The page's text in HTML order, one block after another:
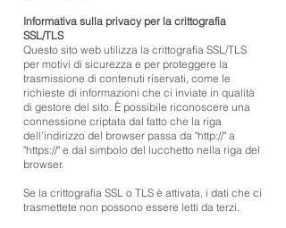
Informativa sulla privacy per la crittografia
SSL/TLS
Questo sito web utilizza la crittografia SSL/TLS
per motivi di sicurezza e per proteggere la
trasmissione di contenuti riservati, come le
richieste di informazioni che ci inviate in qualità
di gestore del sito. È possibile riconoscere una
connessione criptata dal fatto che la riga
dell'indirizzo del browser passa da "http://" a
"https://" e dal simbolo del lucchetto nella riga del
browser.
Se la crittografia SSL o TLS è attivata, i dati che ci
trasmettete non possono essere letti da terzi.